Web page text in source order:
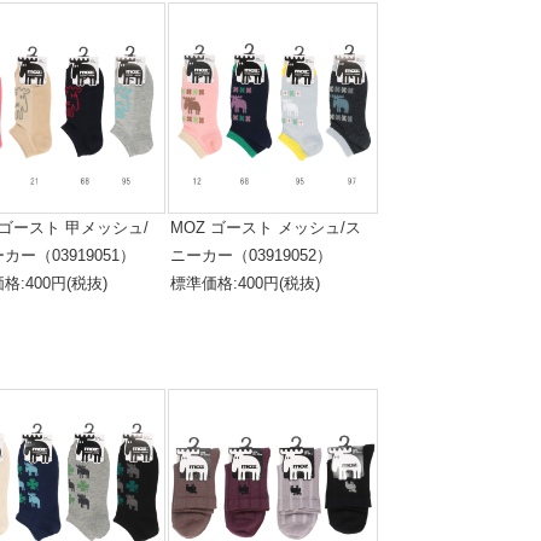
ースト 甲メッシュ/
ー（03919051）
格:400円(税抜)
MOZ ゴースト メッシュ/ス
ニーカー（03919052）
標準価格:400円(税抜)